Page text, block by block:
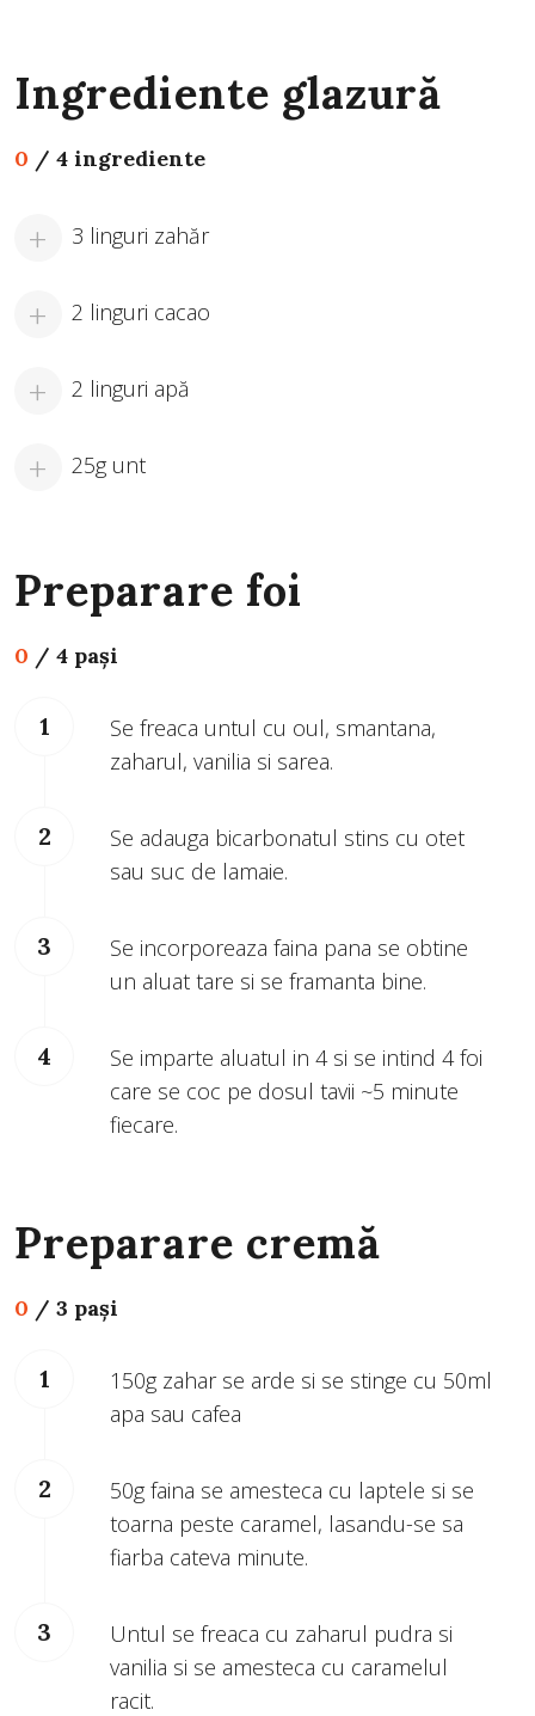
Ingrediente glazură
0 / 4 ingrediente
3 linguri zahăr
2 linguri cacao
2 linguri apă
25g unt
Preparare foi
0 / 4 pași
Se freaca untul cu oul, smantana,
zaharul, vanilia si sarea.
Se adauga bicarbonatul stins cu otet
sau suc de lamaie.
Se incorporeaza faina pana se obtine
un aluat tare si se framanta bine.
Se imparte aluatul in 4 si se intind 4 foi
care se coc pe dosul tavii ~5 minute
fiecare.
Preparare cremă
0 / 3 pași
150g zahar se arde si se stinge cu 50ml
apa sau cafea
50g faina se amesteca cu laptele si se
toarna peste caramel, lasandu-se sa
fiarba cateva minute.
Untul se freaca cu zaharul pudra si
vanilia si se amesteca cu caramelul
racit.